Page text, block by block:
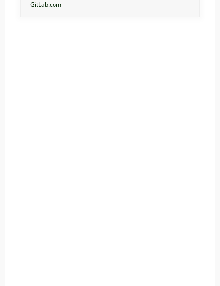
GitLab.com